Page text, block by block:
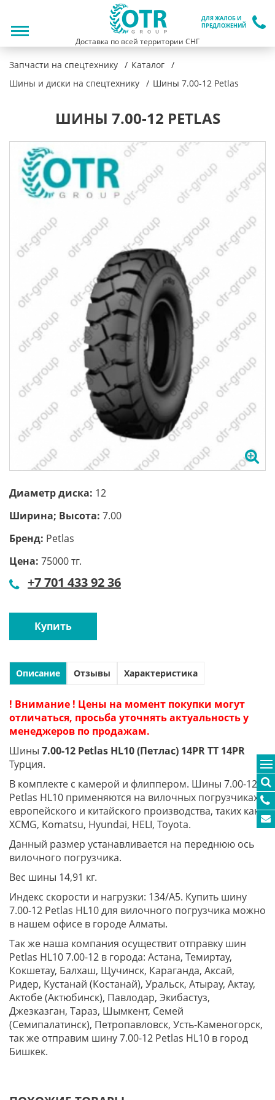
ДЛЯ ЖАЛОБ И
ПРЕДЛОЖЕНИЙ
Доставка по всей территории СНГ
Запчасти на спецтехнику
Каталог
Шины и диски на спецтехнику
Шины 7.00-12 Petlas
ШИНЫ 7.00-12 PETLAS
Диаметр диска: 12
Ширина; Высота: 7.00
Бренд: Petlas
Цена: 75000 тг.
+7 701 433 92 36
Купить
Описание Отзывы Характеристика
! Внимание ! Цены на момент покупки могут
отличаться, просьба уточнять актуальность у
менеджеров по продажам.
Шины 7.00-12 Petlas HL10 (Петлас) 14PR TT 14PR
Турция.
В комплекте с камерой и флиппером. Шины 7.00-12
Petlas HL10 применяются на вилочных погрузчиках
европейского и китайского производства, таких как:
XCMG, Komatsu, Hyundai, HELI, Toyota.
Данный размер устанавливается на переднюю ось
вилочного погрузчика.
Вес шины 14,91 кг.
Индекс скорости и нагрузки: 134/A5. Купить шину
7.00-12 Petlas HL10 для вилочного погрузчика можно
в нашем офисе в городе Алматы.
Так же наша компания осуществит отправку шин
Petlas HL10 7.00-12 в города: Астана, Темиртау,
Кокшетау, Балхаш, Щучинск, Караганда, Аксай,
Ридер, Кустанай (Костанай), Уральск, Атырау, Актау,
Актобе (Актюбинск), Павлодар, Экибастуз,
Джезказган, Тараз, Шымкент, Семей
(Семипалатинск), Петропавловск, Усть-Каменогорск,
так же отправим шину 7.00-12 Petlas HL10 в город
Бишкек.